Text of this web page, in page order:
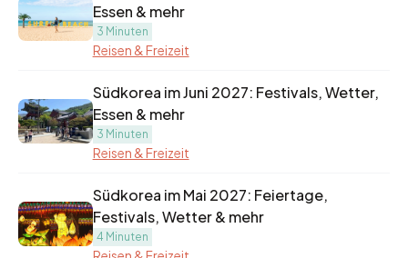
Essen & mehr
3 Minuten
Reisen & Freizeit
Südkorea im Juni 2027: Festivals, Wetter,
Essen & mehr
3 Minuten
Reisen & Freizeit
Südkorea im Mai 2027: Feiertage,
Festivals, Wetter & mehr
4 Minuten